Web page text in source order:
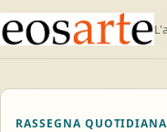
RASSEGNA QUOTIDIANA